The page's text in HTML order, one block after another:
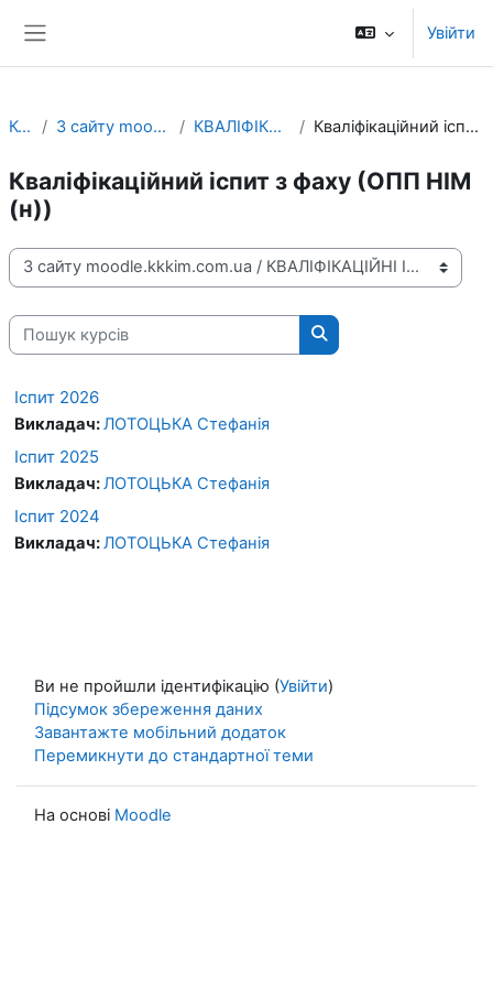
Увійти
Курси З сайту moodle.kkkim.com.ua КВАЛІФІКАЦІЙНІ ІСПИТИ Кваліфікаційний іспит з фаху (ОПП НІМ (н))
Кваліфікаційний іспит з фаху (ОПП НІМ
(н))
Категорії курсів
Пошук курсів
Пошук курсів
Іспит 2026
Викладач:ЛОТОЦЬКА Стефанія
Іспит 2025
Викладач:ЛОТОЦЬКА Стефанія
Іспит 2024
Викладач:ЛОТОЦЬКА Стефанія
Ви не пройшли ідентифікацію (Увійти)
Підсумок збереження даних
Завантажте мобільний додаток
Перемикнути до стандартної теми
На основі Moodle